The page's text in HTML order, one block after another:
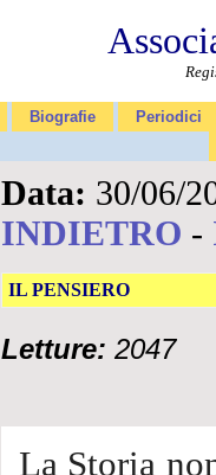
Biografie Periodici
Data: 30/06/
INDIETRO -
IL PENSIERO
Letture: 2047
La Storia